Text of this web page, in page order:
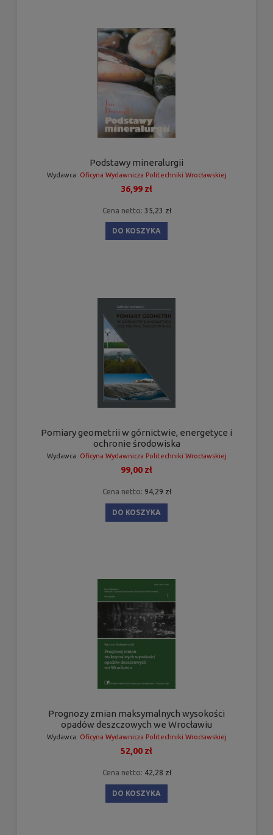
Podstawy mineralurgii
Wydawca: Oficyna Wydawnicza Politechniki Wrocławskiej
36,99 zł
Cena netto: 35,23 zł
DO KOSZYKA
Pomiary geometrii w górnictwie, energetyce i
ochronie środowiska
Wydawca: Oficyna Wydawnicza Politechniki Wrocławskiej
99,00 zł
Cena netto: 94,29 zł
DO KOSZYKA
Prognozy zmian maksymalnych wysokości
opadów deszczowych we Wrocławiu
Wydawca: Oficyna Wydawnicza Politechniki Wrocławskiej
52,00 zł
Cena netto: 42,28 zł
DO KOSZYKA